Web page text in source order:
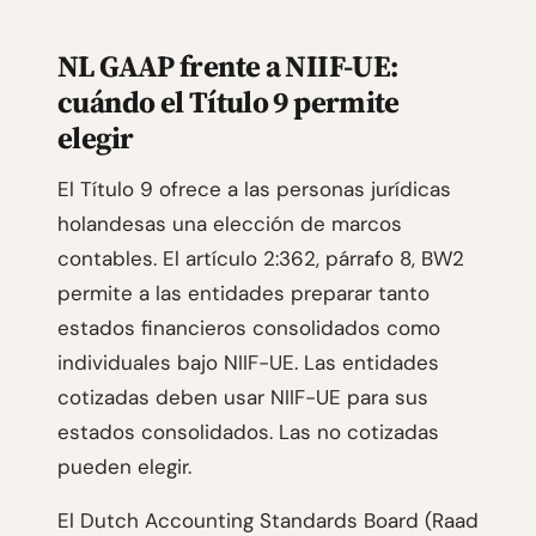
NL GAAP frente a NIIF-UE:
cuándo el Título 9 permite
elegir
El Título 9 ofrece a las personas jurídicas
holandesas una elección de marcos
contables. El artículo 2:362, párrafo 8, BW2
permite a las entidades preparar tanto
estados financieros consolidados como
individuales bajo NIIF-UE. Las entidades
cotizadas deben usar NIIF-UE para sus
estados consolidados. Las no cotizadas
pueden elegir.
El Dutch Accounting Standards Board (Raad